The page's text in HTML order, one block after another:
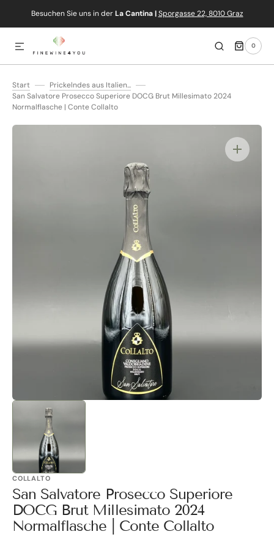
ZUM INHALT
Besuchen Sie uns in derLa Cantina | Sporgasse 22, 8010 Graz
0
0
ARTIKEL
Start
Prickelndes aus Italien...
San Salvatore Prosecco Superiore DOCG Brut Millesimato 2024
Normalflasche | Conte Collalto
COLLALTO
San Salvatore Prosecco Superiore
DOCG Brut Millesimato 2024
Normalflasche | Conte Collalto
Medien
1
in
Galerieansicht
öffnen